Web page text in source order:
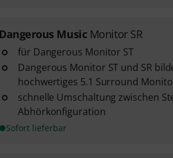
Dangerous Music Monitor SR
für Dangerous Monitor ST
Dangerous Monitor ST und SR
hochwertiges 5.1 Surround
schnelle Umschaltung zwischen
Abhörkonfiguration
Sofort lieferbar